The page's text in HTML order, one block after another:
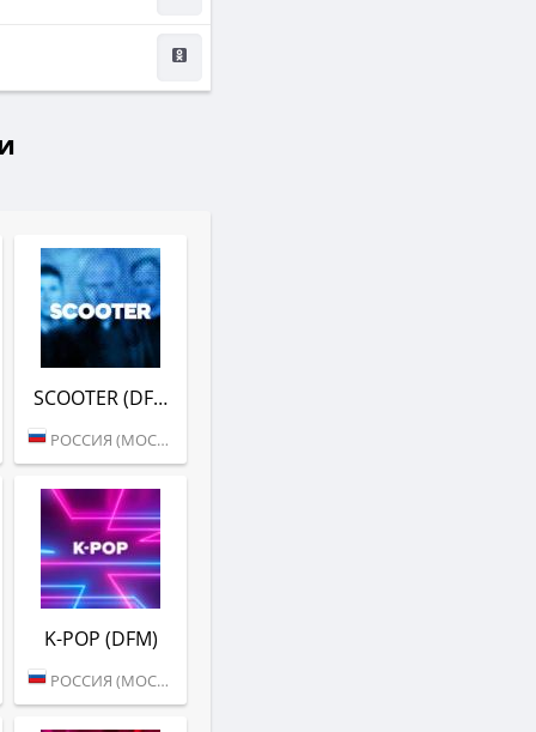
SCOOTER (DFM)
РОССИЯ (МОСКВА)
K-POP (DFM)
РОССИЯ (МОСКВА)